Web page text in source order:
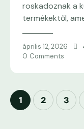
roskadoznak a
termékektől,
április 12, 2026
0 Comments
Bejegyzések
lapozása
Page
1 Page
2 Page
3
>